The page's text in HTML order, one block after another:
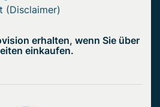
(Disclaimer)
erhalten, wenn Sie über
einkaufen.